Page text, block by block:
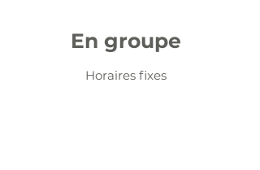
En groupe
Horaires fixes